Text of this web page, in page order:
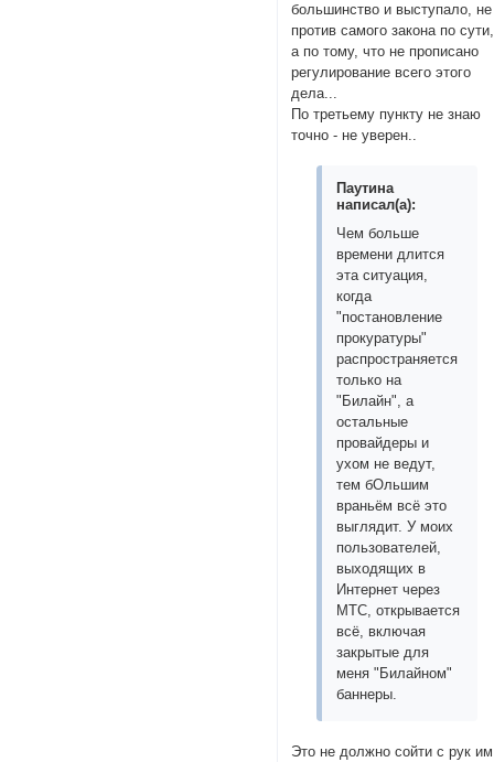
большинство и выступало, не
против самого закона по сути,
а по тому, что не прописано
регулирование всего этого
дела...
По третьему пункту не знаю
точно - не уверен..
Паутина
написал(а):
Чем больше
времени длится
эта ситуация,
когда
"постановление
прокуратуры"
распространяется
только на
"Билайн", а
остальные
провайдеры и
ухом не ведут,
тем бОльшим
враньём всё это
выглядит. У моих
пользователей,
выходящих в
Интернет через
МТС, открывается
всё, включая
закрытые для
меня "Билайном"
баннеры.
Это не должно сойти с рук